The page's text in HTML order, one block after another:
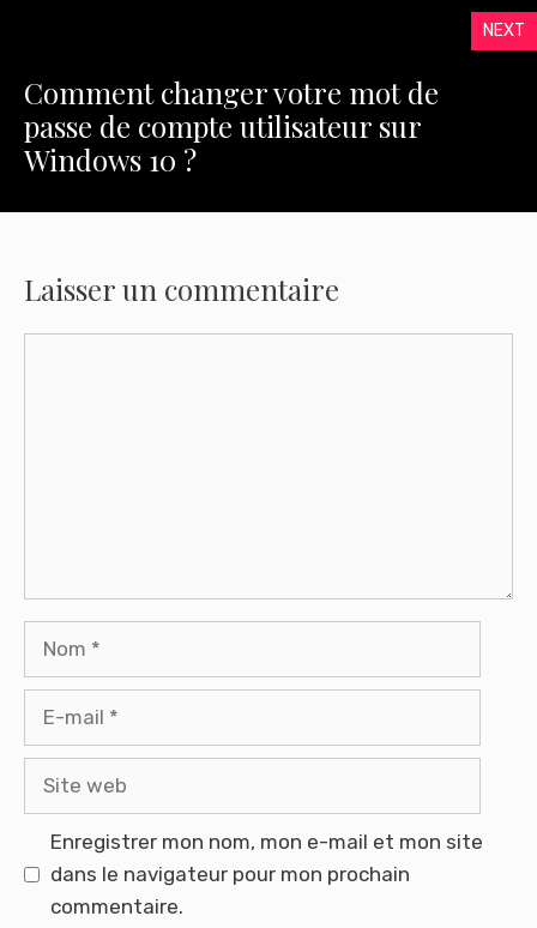
NEXT
Comment changer votre mot de
passe de compte utilisateur sur
Windows 10 ?
Laisser un commentaire
Nom
Site
Enregistrer mon nom, mon e-mail et mon site
dans le navigateur pour mon prochain
commentaire.